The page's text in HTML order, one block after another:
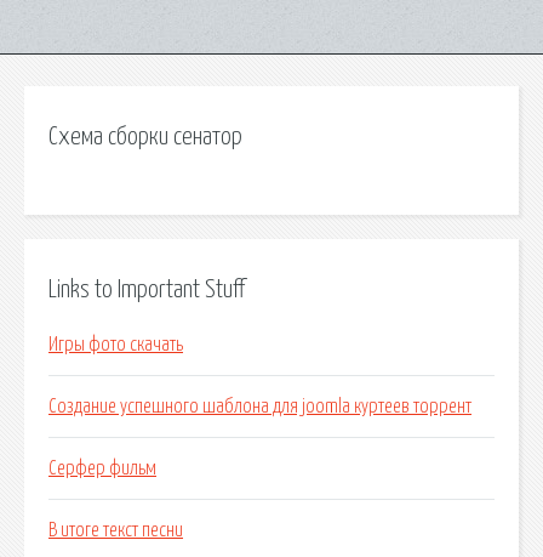
Схема сборки сенатор
Links to Important Stuff
Игры фото скачать
Создание успешного шаблона для joomla куртеев торрент
Серфер фильм
В итоге текст песни